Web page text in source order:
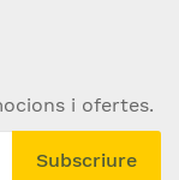
i ofertes.
Subscriure